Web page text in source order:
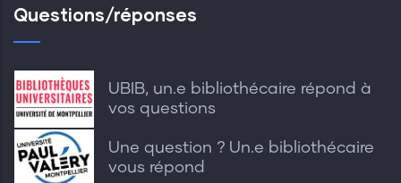
Questions/réponses
UBIB, un.e bibliothécaire répond à
vos questions
Une question ? Un.e bibliothécaire
vous répond